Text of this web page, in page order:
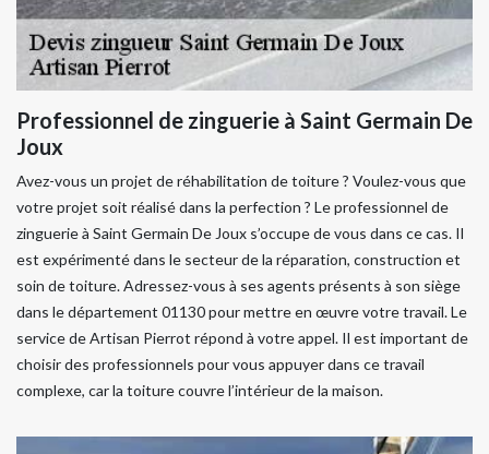
Professionnel de zinguerie à Saint Germain De
Joux
Avez-vous un projet de réhabilitation de toiture ? Voulez-vous que
votre projet soit réalisé dans la perfection ? Le professionnel de
zinguerie à Saint Germain De Joux s’occupe de vous dans ce cas. Il
est expérimenté dans le secteur de la réparation, construction et
soin de toiture. Adressez-vous à ses agents présents à son siège
dans le département 01130 pour mettre en œuvre votre travail. Le
service de Artisan Pierrot répond à votre appel. Il est important de
choisir des professionnels pour vous appuyer dans ce travail
complexe, car la toiture couvre l’intérieur de la maison.